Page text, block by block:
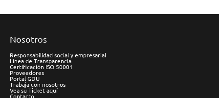
Nosotros
Responsabilidad social y empresarial
Línea de Transparencia
Certificación ISO 50001
Proveedores
Portal GDU
Trabaja con nosotros
Vea su Ticket aquí
Contacto